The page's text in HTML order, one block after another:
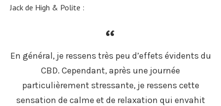
Jack de High & Polite :
En général, je ressens très peu d’effets évidents du
CBD. Cependant, après une journée
particulièrement stressante, je ressens cette
sensation de calme et de relaxation qui envahit